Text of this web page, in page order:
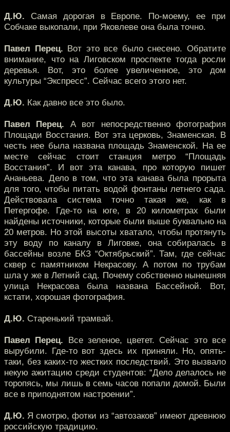
Д.Ю. Самая дорогая в Европе. По-моему, ее при
Собчаке выкопали, при Яковлеве она была точно.
Павел Перец. Вот это все было снесено. Обратите
внимание, что на Лиговском проспекте тогда росли
деревья. Вот, это более увеличенное, это дом
культуры “Экспресс”. Сейчас всего этого нет.
Д.Ю. Как давно все это было.
Павел Перец. А вот непосредственно фотография
Площади Восстания. Вот эта церковь, Знаменская. В
честь нее была названа площадь Знаменской. На ее
месте сейчас стоит станция метро “Площадь
Восстания”. И вот эта канава, про которую пишет
Ананьева. Дело в том, что эта канава была прорыта
для того, чтобы питать водой фонтаны летнего сада.
Действовала система точно такая же, как в
Петергофе. Где-то на юге, в 20 километрах были
найдены источники, которые были выше буквально на
20 метров. Но этой высоты хватало, чтобы протянуть
эту воду по каналу в Лиговке, она собиралась в
бассейны возле БКЗ “Октябрьский”. Там, где сейчас
сквер с памятником Некрасову. А потом по трубам
шла у же в Летний сад. Почему собственно нынешняя
улица Некрасова была названа Бассейной. Вот,
кстати, хорошая фотография.
Д.Ю. Старенький трамвай.
Павел Перец. Все зеленое, цветет. Сейчас это все
вырубили. Где-то вот здесь их приняли. Но, опять-
таки, без каких-то жестких последствий. Это вызвало
некую ажитацию среди студентов: “Дело делалось не
торопясь, мы лишь в семь часов попали домой. Были
все в приподнятом настроении”.
Д.Ю. Я смотрю, фотки из “автозаков” имеют древнюю
российскую традицию.